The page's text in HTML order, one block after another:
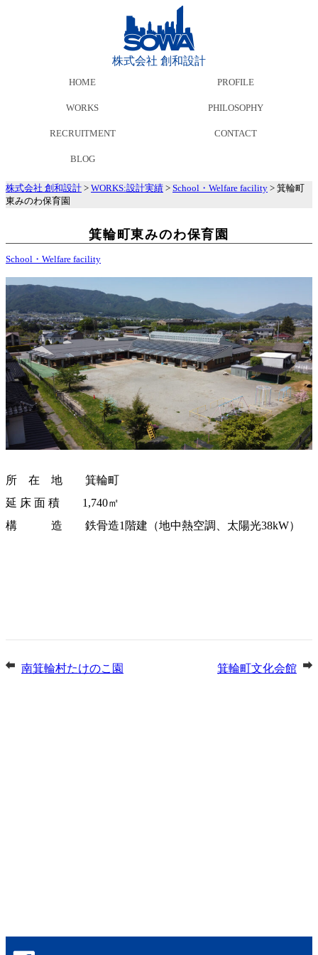
株式会社 創和設計
HOME PROFILE
WORKS PHILOSOPHY
RECRUITMENT CONTACT
BLOG
株式会社 創和設計 > WORKS:設計実績 > School・Welfare facility > 箕輪町
東みのわ保育園
箕輪町東みのわ保育園
School・Welfare facility
所 在 地 箕輪町
延 床 面 積 1,740㎡
構 造 鉄骨造1階建（地中熱空調、太陽光38kW）
南箕輪村たけのこ園 箕輪町文化会館